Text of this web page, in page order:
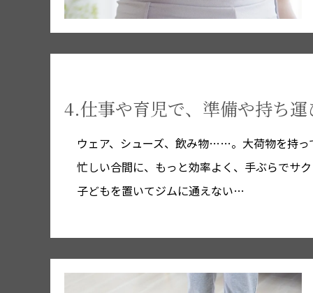
4.仕事や育児で、準備や持ち
ウェア、シューズ、飲み物……。大荷物を持っ
忙しい合間に、もっと効率よく、手ぶらでサ
子どもを置いてジムに通えない…